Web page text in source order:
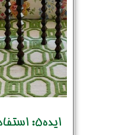
ایده5: استفاده از میزهای کوتاه قهوه‌خوری